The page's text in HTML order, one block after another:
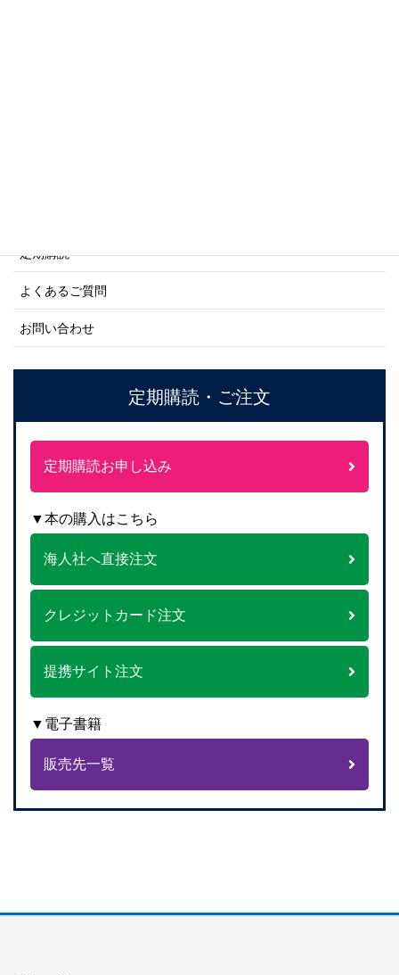
定期購読
よくあるご質問
お問い合わせ
定期購読・ご注文
定期購読お申し込み
▼本の購入はこちら
海人社へ直接注文
クレジットカード注文
提携サイト注文
▼電子書籍
販売先一覧